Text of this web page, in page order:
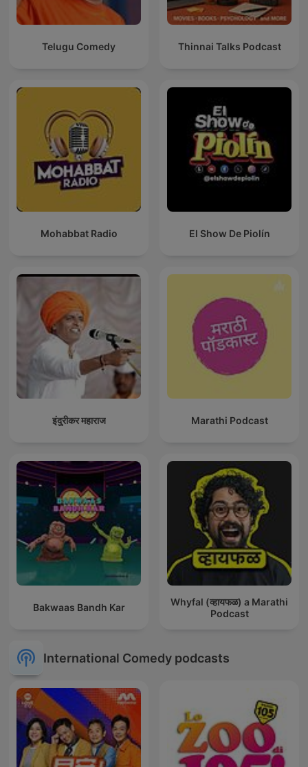
Telugu Comedy Thinnai Talks Podcast
Mohabbat Radio El Show De Piolín
इंदुरीकर महाराज Marathi Podcast
Bakwaas Bandh Kar
Whyfal (व्हायफळ) a Marathi
Podcast
International Comedy podcasts